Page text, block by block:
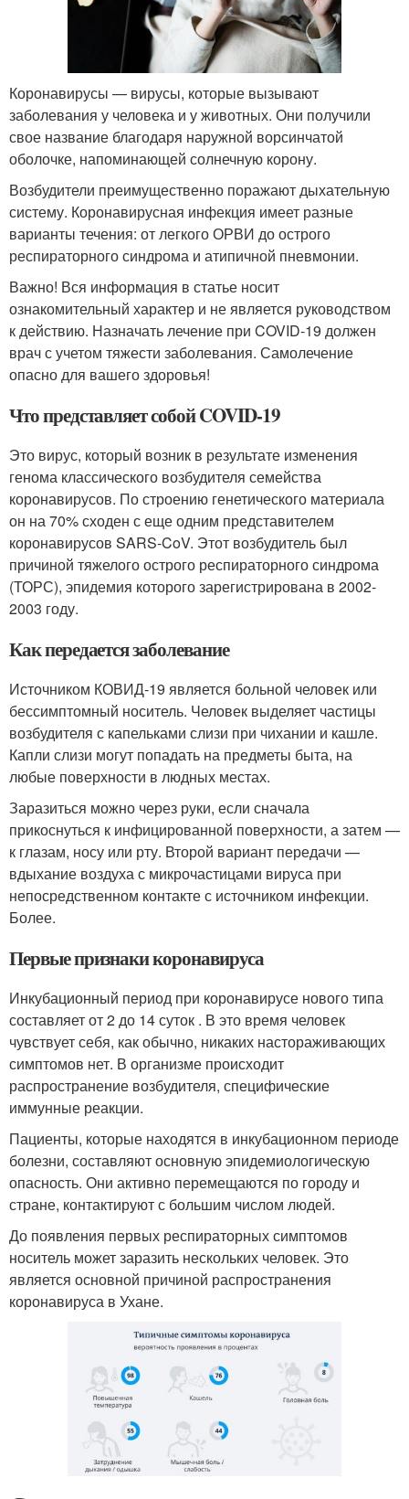
Коронавирусы — вирусы, которые вызывают
заболевания у человека и у животных. Они получили
свое название благодаря наружной ворсинчатой
оболочке, напоминающей солнечную корону.
Возбудители преимущественно поражают дыхательную
систему. Коронавирусная инфекция имеет разные
варианты течения: от легкого ОРВИ до острого
респираторного синдрома и атипичной пневмонии.
Важно! Вся информация в статье носит
ознакомительный характер и не является руководством
к действию. Назначать лечение при COVID-19 должен
врач с учетом тяжести заболевания. Самолечение
опасно для вашего здоровья!
Что представляет собой COVID-19
Это вирус, который возник в результате изменения
генома классического возбудителя семейства
коронавирусов. По строению генетического материала
он на 70% сходен с еще одним представителем
коронавирусов SARS-CoV. Этот возбудитель был
причиной тяжелого острого респираторного синдрома
(ТОРС), эпидемия которого зарегистрирована в 2002-
2003 году.
Как передается заболевание
Источником КОВИД-19 является больной человек или
бессимптомный носитель. Человек выделяет частицы
возбудителя с капельками слизи при чихании и кашле.
Капли слизи могут попадать на предметы быта, на
любые поверхности в людных местах.
Заразиться можно через руки, если сначала
прикоснуться к инфицированной поверхности, а затем —
к глазам, носу или рту. Второй вариант передачи —
вдыхание воздуха с микрочастицами вируса при
непосредственном контакте с источником инфекции.
Более.
Первые признаки коронавируса
Инкубационный период при коронавирусе нового типа
составляет от 2 до 14 суток . В это время человек
чувствует себя, как обычно, никаких настораживающих
симптомов нет. В организме происходит
распространение возбудителя, специфические
иммунные реакции.
Пациенты, которые находятся в инкубационном периоде
болезни, составляют основную эпидемиологическую
опасность. Они активно перемещаются по городу и
стране, контактируют с большим числом людей.
До появления первых респираторных симптомов
носитель может заразить нескольких человек. Это
является основной причиной распространения
коронавируса в Ухане.